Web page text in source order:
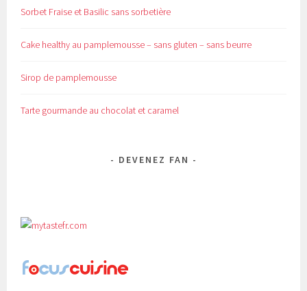
Sorbet Fraise et Basilic sans sorbetière
Cake healthy au pamplemousse – sans gluten – sans beurre
Sirop de pamplemousse
Tarte gourmande au chocolat et caramel
DEVENEZ FAN